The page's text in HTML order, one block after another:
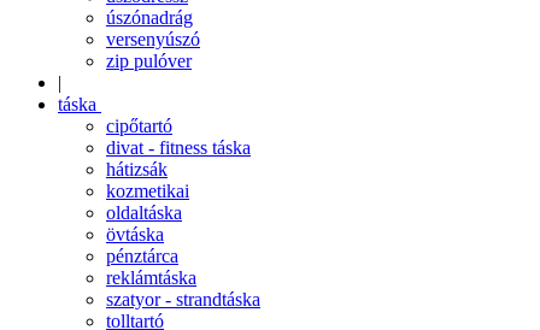
úszónadrág
versenyúszó
zip pulóver
|
táska
cipőtartó
divat - fitness táska
hátizsák
kozmetikai
oldaltáska
övtáska
pénztárca
reklámtáska
szatyor - strandtáska
tolltartó